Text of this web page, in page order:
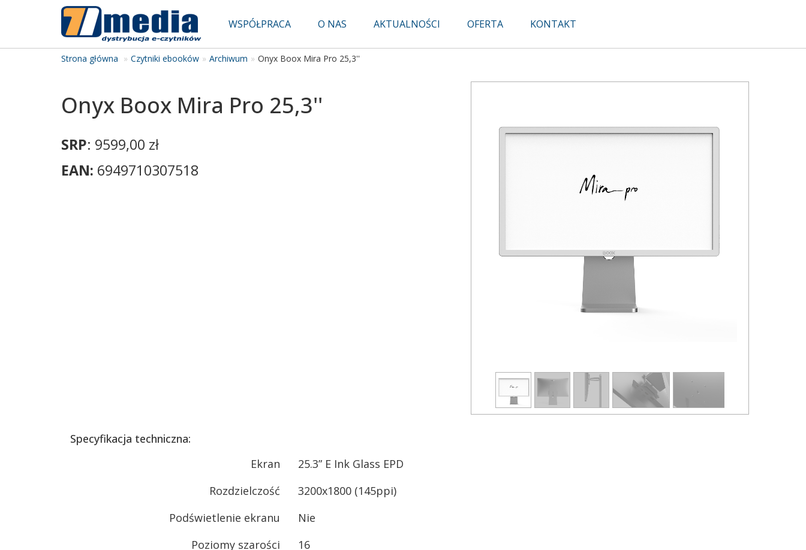
WSPÓŁPRACA O NAS AKTUALNOŚCI OFERTA KONTAKT
Strona główna Czytniki ebooków Archiwum Onyx Boox Mira Pro 25,3''
Onyx Boox Mira Pro 25,3''
SRP: 9599,00 zł
EAN: 6949710307518
Specyfikacja techniczna:
Ekran
25.3” E Ink Glass EPD
Rozdzielczość
3200x1800 (145ppi)
Podświetlenie ekranu
Nie
Poziomy szarości
16